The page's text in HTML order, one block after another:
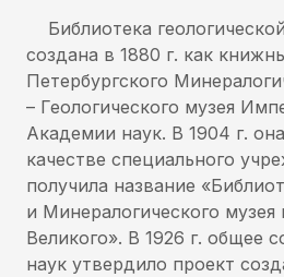
Библиотека
создана в 1880 г. как
Петербургского
– Геологического музея
Академии наук. В 1904 г.
качестве специального
получила название
и Минералогического
Великого». В 1926 г. общее
наук утвердило проект